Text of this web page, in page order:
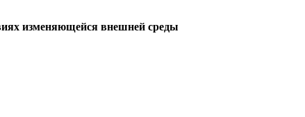
изменяющейся внешней среды